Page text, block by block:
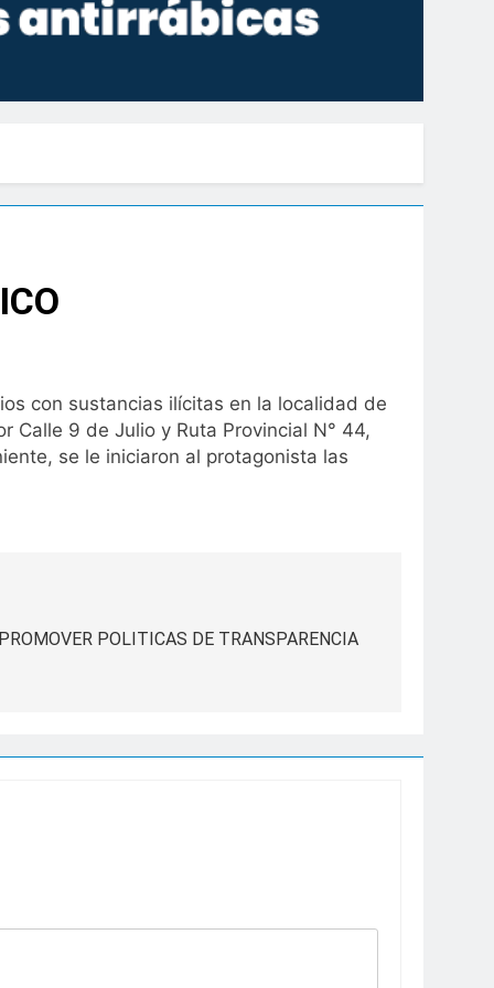
con sustancias ilícitas en la localidad de
Calle 9 de Julio y Ruta Provincial N° 44,
se le iniciaron al protagonista las
POLITICAS DE TRANSPARENCIA